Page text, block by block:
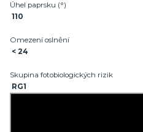
Úhel paprsku (°)
110
Omezení oslnění
< 24
Skupina fotobiologických rizik
RG1